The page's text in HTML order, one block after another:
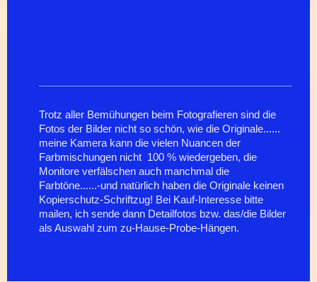
Trotz aller Bemühungen beim Fotografieren sind die
Fotos der Bilder nicht so schön, wie die Originale......
meine Kamera kann die vielen Nuancen der
Farbmischungen nicht 100 % wiedergeben, die
Monitore verfälschen auch manchmal die
Farbtöne......-und natürlich haben die Originale keinen
Kopierschutz-Schriftzug! Bei Kauf-Interesse bitte
mailen, ich sende dann Detailfotos bzw. das/die Bilder
als Auswahl zum zu-Hause-Probe-Hängen.